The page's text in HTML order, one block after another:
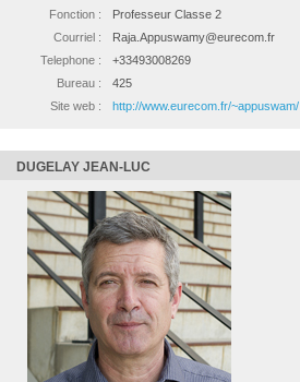
Fonction :
Professeur Classe 2
Courriel :
Raja.Appuswamy@eurecom.fr
Telephone :
+33493008269
Bureau :
425
Site web :
http://www.eurecom.fr/~appuswam/
DUGELAY JEAN-LUC